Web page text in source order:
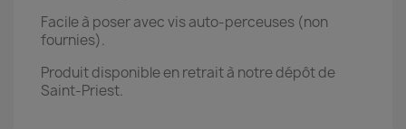
Facile à poser avec vis auto-perceuses (non
fournies).
Produit disponible en retrait à notre dépôt de
Saint-Priest.